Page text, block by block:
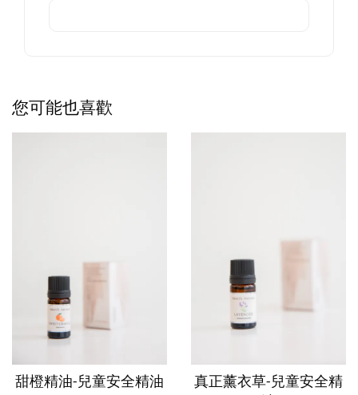
您可能也喜歡
甜橙精油-兒童安全精油
真正薰衣草-兒童安全精